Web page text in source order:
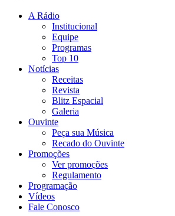
A Rádio
Institucional
Equipe
Programas
Top 10
Notícias
Receitas
Revista
Blitz Espacial
Galeria
Ouvinte
Peça sua Música
Recado do Ouvinte
Promoções
Ver promoções
Regulamento
Programação
Vídeos
Fale Conosco